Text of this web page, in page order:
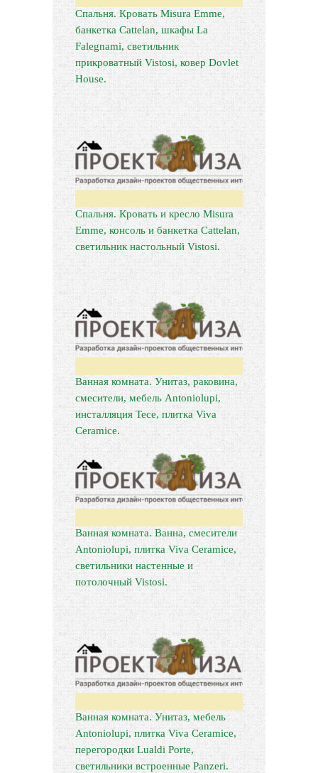
Спальня. Кровать Misura Emme,
банкетка Cattelan, шкафы La
Falegnami, светильник
прикроватный Vistosi, ковер Dovlet
House.
Спальня. Кровать и кресло Misura
Emme, консоль и банкетка Cattelan,
светильник настольный Vistosi.
Ванная комната. Унитаз, раковина,
смесители, мебель Antoniolupi,
инсталляция Tece, плитка Viva
Ceramice.
Ванная комната. Ванна, смесители
Antoniolupi, плитка Viva Ceramice,
светильники настенные и
потолочный Vistosi.
Ванная комната. Унитаз, мебель
Antoniolupi, плитка Viva Ceramice,
перегородки Lualdi Porte,
светильники встроенные Panzeri.